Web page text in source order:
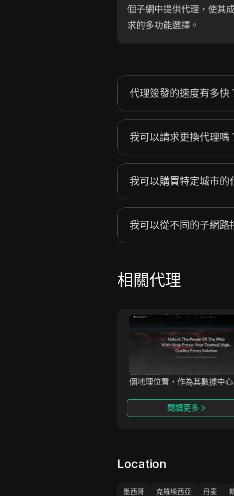
個子網中提供代理，使其
求的多功能選擇。
代理簽發的速度有多快
我可以請求更換代理嗎
我可以購買特定城市的
我可以從不同的子網路
相關代理
NinjaProxy
NinjaProxy 是一家受歡迎的服
務提供商，已有超過10年的歷
史，為匿名訪問網絡提供高品
代理服務。其全球網絡覆蓋50
個地理位置，作為其數據中心
閱讀更多
Location
墨西哥 克羅埃西亞 丹麦